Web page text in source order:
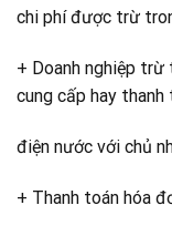
chi phí được trừ
+ Doanh nghiệp
cung cấp hay
điện nước với chủ
+ Thanh toán hóa